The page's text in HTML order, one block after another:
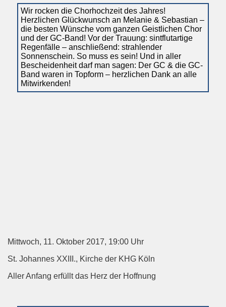
Wir rocken die Chorhochzeit des Jahres!
Herzlichen Glückwunsch an Melanie & Sebastian –
die besten Wünsche vom ganzen Geistlichen Chor
und der GC-Band! Vor der Trauung: sintflutartige
Regenfälle – anschließend: strahlender
Sonnenschein. So muss es sein! Und in aller
Bescheidenheit darf man sagen: Der GC & die GC-
Band waren in Topform – herzlichen Dank an alle
Mitwirkenden!
Mittwoch, 11. Oktober 2017, 19:00 Uhr
St. Johannes XXIII., Kirche der KHG Köln
Aller Anfang erfüllt das Herz der Hoffnung